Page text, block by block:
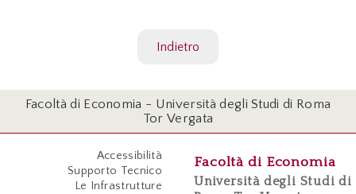
Indietro
Facoltà di Economia - Università degli Studi di Roma
Tor Vergata
Accessibilità
Supporto Tecnico
Le Infrastrutture
Facoltà di Economia
Università degli Studi di